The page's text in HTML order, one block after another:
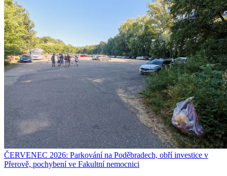
ČERVENEC 2026: Parkování na Poděbradech, obří investice v
Přerově, pochybení ve Fakultní nemocnici